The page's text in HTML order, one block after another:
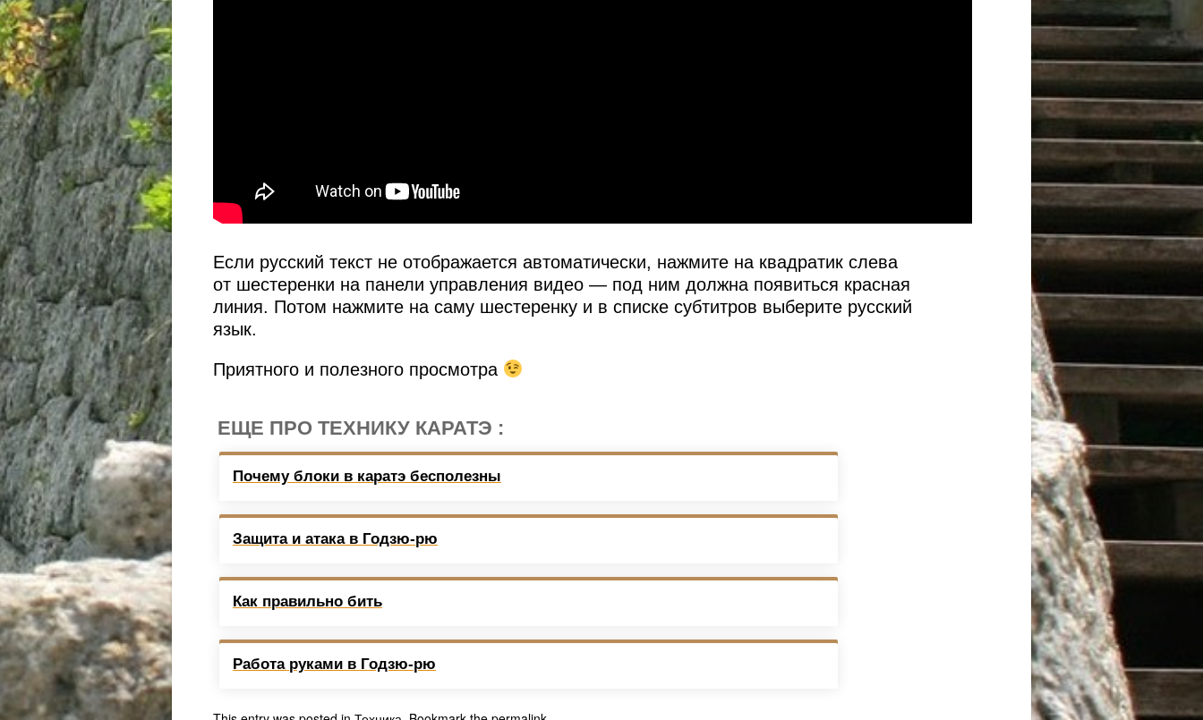
Если русский текст не отображается автоматически, нажмите на квадратик слева
от шестеренки на панели управления видео — под ним должна появиться красная
линия. Потом нажмите на саму шестеренку и в списке субтитров выберите русский
язык.
Приятного и полезного просмотра
ЕЩЕ ПРО ТЕХНИКУ КАРАТЭ :
Почему блоки в каратэ бесполезны
Защита и атака в Годзю-рю
Как правильно бить
Работа руками в Годзю-рю